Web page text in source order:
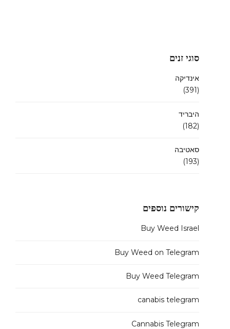
סוגי זנים
אינדיקה
(391)
היבריד
(182)
סאטיבה
(193)
קישורים נוספים
Buy Weed Israel
Buy Weed on Telegram
Buy Weed Telegram
canabis telegram
Cannabis Telegram